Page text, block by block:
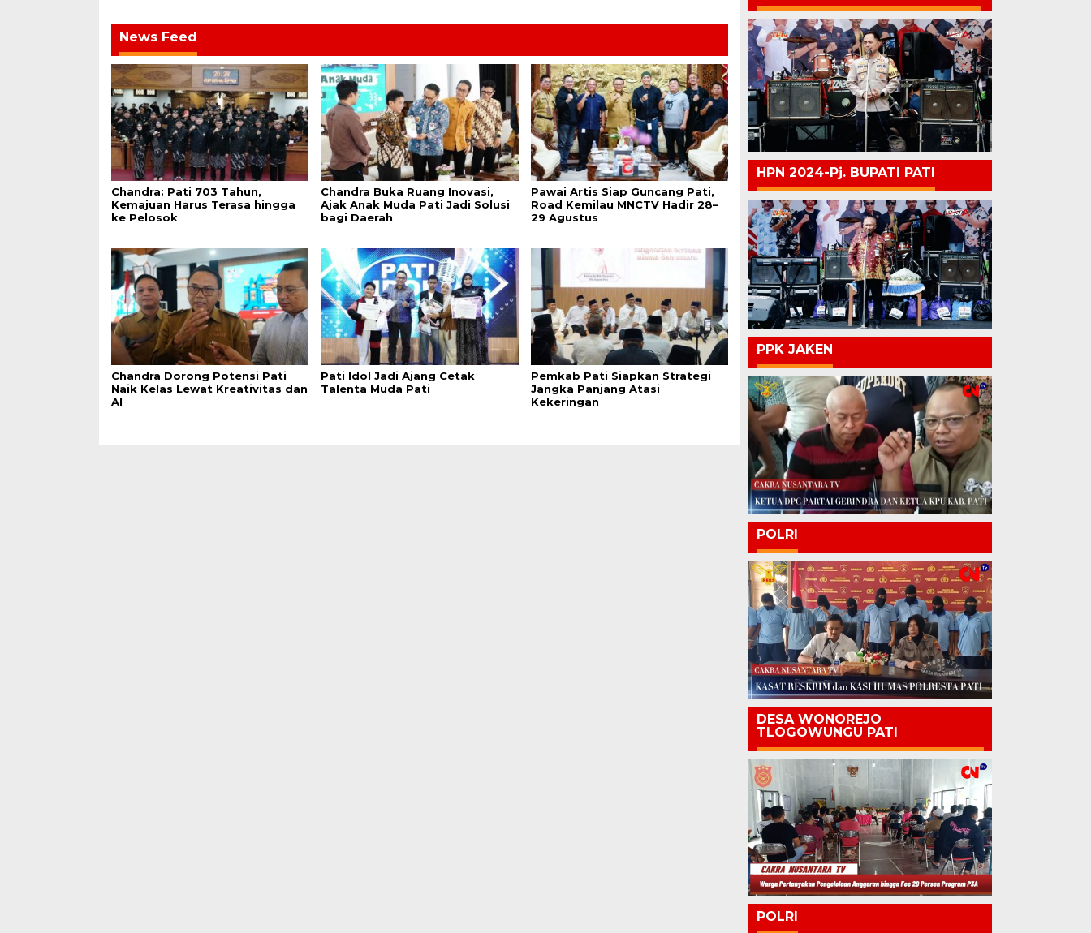
News Feed
Chandra: Pati 703 Tahun,
Kemajuan Harus Terasa hingga
ke Pelosok
Chandra Buka Ruang Inovasi,
Ajak Anak Muda Pati Jadi Solusi
bagi Daerah
Pawai Artis Siap Guncang Pati,
Road Kemilau MNCTV Hadir 28–
29 Agustus
Chandra Dorong Potensi Pati
Naik Kelas Lewat Kreativitas dan
AI
Pati Idol Jadi Ajang Cetak
Talenta Muda Pati
Pemkab Pati Siapkan Strategi
Jangka Panjang Atasi
Kekeringan
HPN 2024-Pj. BUPATI PATI
PPK JAKEN
POLRI
DESA WONOREJO
TLOGOWUNGU PATI
POLRI